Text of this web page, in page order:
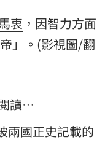
衷 ，因智力方面
」。(影視圖/翻
讀…
兩國正史記載的